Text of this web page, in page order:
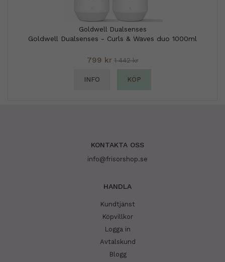
Goldwell Dualsenses
Goldwell Dualsenses - Curls & Waves duo 1000ml
799 kr 1 442 kr
INFO KÖP
KONTAKTA OSS
info@frisorshop.se
HANDLA
Kundtjänst
Köpvillkor
Logga in
Avtalskund
Blogg